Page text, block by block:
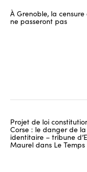
À Grenoble, la censure
ne passeront pas
Projet de loi
Corse : le danger de
identitaire – tribune
Maurel dans Le